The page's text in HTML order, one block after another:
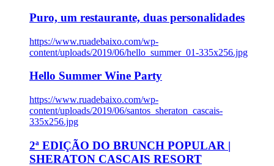
Puro, um restaurante, duas personalidades
https://www.ruadebaixo.com/wp-
content/uploads/2019/06/hello_summer_01-335x256.jpg
Hello Summer Wine Party
https://www.ruadebaixo.com/wp-
content/uploads/2019/06/santos_sheraton_cascais-
335x256.jpg
2ª EDIÇÃO DO BRUNCH POPULAR |
SHERATON CASCAIS RESORT